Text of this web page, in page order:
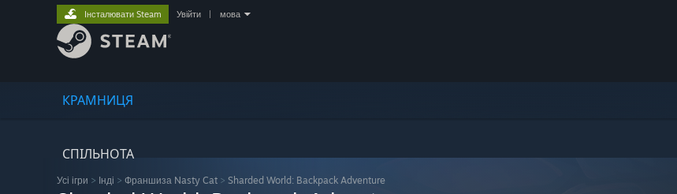
КРАМНИЦЯ
СПІЛЬНОТА
Інсталювати Steam Увійти мова
Усі ігри > Інді > Франшиза Nasty Cat > Sharded World: Backpack Adventure